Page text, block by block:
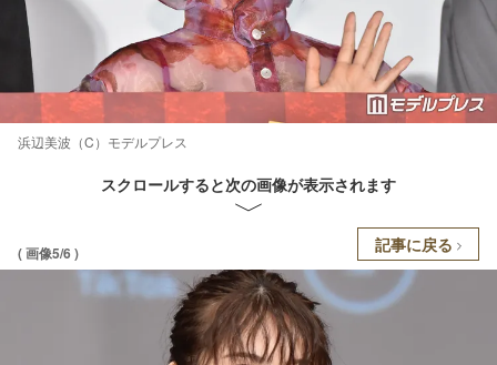
浜辺美波（C）モデルプレス
スクロールすると次の画像が表示されます
( 画像5/6 ) 記事に戻る